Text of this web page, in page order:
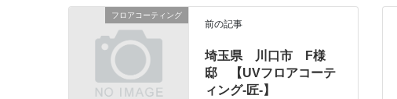
フロアコーティング
前の記事
埼玉県 川口市 F様
邸 【UVフロアコーテ
ィング-匠-】